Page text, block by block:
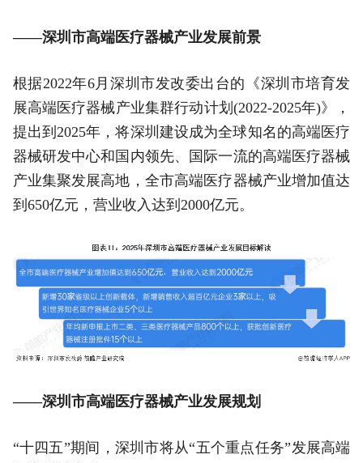
——深圳市高端医疗器械产业发展前景
根据2022年6月深圳市发改委出台的《深圳市培育发
展高端医疗器械产业集群行动计划(2022-2025年)》，
提出到2025年，将深圳建设成为全球知名的高端医疗
器械研发中心和国内领先、国际一流的高端医疗器械
产业集聚发展高地，全市高端医疗器械产业增加值达
到650亿元，营业收入达到2000亿元。
——深圳市高端医疗器械产业发展规划
“十四五”期间，深圳市将从“五个重点任务”发展高端